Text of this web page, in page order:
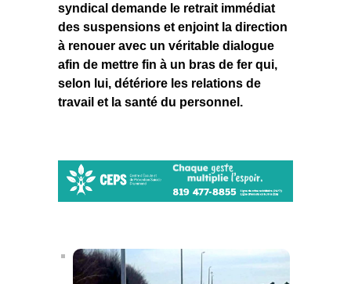
syndical demande le retrait immédiat
des suspensions et enjoint la direction
à renouer avec un véritable dialogue
afin de mettre fin à un bras de fer qui,
selon lui, détériore les relations de
travail et la santé du personnel.